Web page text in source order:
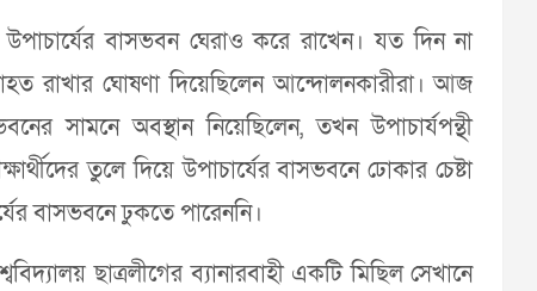
বাসভবন ঘেরাও করে রাখেন। যত দিন না
রাখার ঘোষণা দিয়েছিলেন আন্দোলনকারীরা। আজ
সামনে অবস্থান নিয়েছিলেন, তখন উপাচার্যপন্থী
তুলে দিয়ে উপাচার্যের বাসভবনে ঢোকার চেষ্টা
বাসভবনে ঢুকতে পারেননি।
ছাত্রলীগের ব্যানারবাহী একটি মিছিল সেখানে